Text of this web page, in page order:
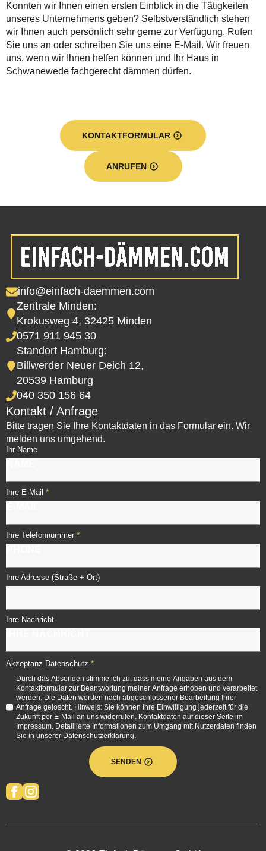
Konnten wir Ihnen einen ersten Einblick in die Tätigkeiten
unseres Unternehmens geben? Selbstverständlich stehen
wir Ihnen auch persönlich sehr gerne zur Verfügung. Rufen
Sie uns an oder schreiben Sie uns eine E-Mail. Wir freuen
uns, wenn wir Ihnen helfen können und Ihr Haus in
Schwanewede fachgerecht dämmen dürfen.
KONTAKTFORMULAR
ANRUFEN
info@einfach-daemmen.com
Zentrale Minden:
Krokusweg 4, 32425 Minden
0571 911 945 30
Standort Hamburg:
Billwerder Neuer Deich 12,
20539 Hamburg
040 350 156 64
Kontakt / Anfrage
Bitte tragen Sie Ihre Kontaktdaten in das Formular ein. Wir
melden uns umgehend.
Ihr Name
Ihre E-Mail *
Ihre Telefonnummer *
Ihre Adresse (Straße + Ort)
Ihre Nachricht
Akzeptanz Datenschutz *
Durch das Absenden stimme ich zu, dass meine Angaben aus dem
Kontaktformular zur Beantwortung meiner Anfrage erhoben und verarbeitet
werden. Die Daten werden nach abgeschlossener Bearbeitung Ihrer
Anfrage gelöscht. Hinweis: Sie können Ihre Einwilligung jederzeit für die
Zukunft per E-Mail an uns widerrufen. Kontaktdaten auf dieser Seite im
Impressum. Detaillierte Informationen zum Umgang mit Nutzerdaten finden
Sie in unserer Datenschutzerklärung.
SENDEN